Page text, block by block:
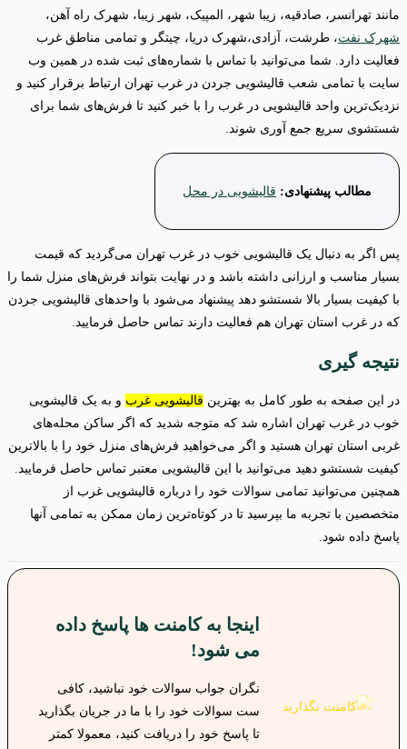
مانند تهرانسر، صادقیه، زیبا شهر، المپیک، شهر زیبا، شهرک راه آهن،
شهرک نفت، طرشت، آزادی،شهرک دریا، چیتگر و تمامی مناطق غرب
فعالیت دارد. شما می‌توانید با تماس با شماره‌های ثبت شده در همین وب
سایت با تمامی شعب قالیشویی جردن در غرب تهران ارتباط برقرار کنید و
نزدیک‌ترین واحد قالیشویی در غرب را با خبر کنید تا فرش‌های شما برای
شستشوی سریع جمع آوری شوند.
مطالب پیشنهادی: قالیشویی در محل
پس اگر به دنبال یک قالیشویی خوب در غرب تهران می‌گردید که قیمت
بسیار مناسب و ارزانی داشته باشد و در نهایت بتواند فرش‌های منزل شما را
با کیفیت بسیار بالا شستشو دهد پیشنهاد می‌شود با واحدهای قالیشویی جردن
که در غرب استان تهران هم فعالیت دارند تماس حاصل فرمایید.
نتیجه گیری
در این صفحه به طور کامل به بهترین قالیشویی غرب و به یک قالیشویی
خوب در غرب تهران اشاره شد که متوجه شدید که اگر ساکن محله‌های
غربی استان تهران هستید و اگر می‌خواهید فرش‌های منزل خود را با بالاترین
کیفیت شستشو دهید می‌توانید با این قالیشویی معتبر تماس حاصل فرمایید.
همچنین می‌توانید تمامی سوالات خود را درباره قالیشویی غرب از
متخصصین با تجربه ما بپرسید تا در کوتاه‌ترین زمان ممکن به تمامی آنها
پاسخ داده شود.
اینجا به کامنت ها پاسخ داده
می شود!
نگران جواب سوالات خود نباشید، کافی
ست سوالات خود را با ما در جریان بگذارید
تا پاسخ خود را دریافت کنید، معمولا کمتر